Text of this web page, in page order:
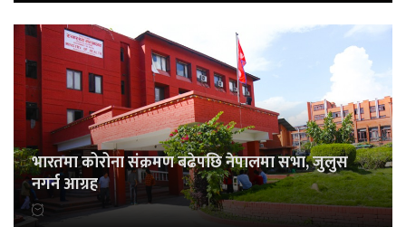
भारतमा कोरोना संक्रमण बढेपछि नेपालमा सभा, जुलुस
नगर्न आग्रह